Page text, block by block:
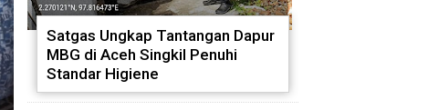
Satgas Ungkap Tantangan Dapur
MBG di Aceh Singkil Penuhi
Standar Higiene